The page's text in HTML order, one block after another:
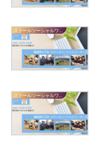
スクールソーシャルワーカーだより